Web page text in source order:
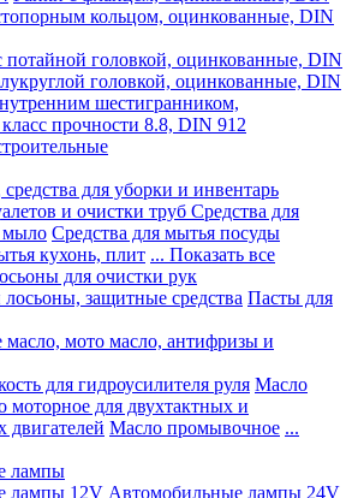
кольцом, оцинкованные, DIN
головкой, оцинкованные, DIN
головкой, оцинкованные, DIN
шестигранником,
прочности 8.8, DIN 912
для уборки и инвентарь
и очистки труб Средства для
Средства для мытья посуды
кухонь, плит ... Показать все
для очистки рук
защитные средства Пасты для
мото масло, антифризы и
для гидроусилителя руля Масло
моторное для двухтактных и
двигателей Масло промывочное ...
лампы
лампы 12V Автомобильные лампы 24V